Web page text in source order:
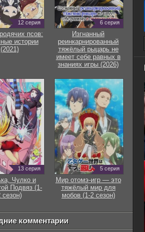
12 серия
псов:
истории
(2021)
6 серия
Изгнанный
реинкарнированный
тяжёлый рыцарь не
имеет себе равных в
знаниях игры (2026)
13 серия
Чулко и
Подвяз (1-
сезон)
5 серия
Мир отомэ-игр — это
тяжёлый мир для
мобов (1-2 сезон)
комментарии